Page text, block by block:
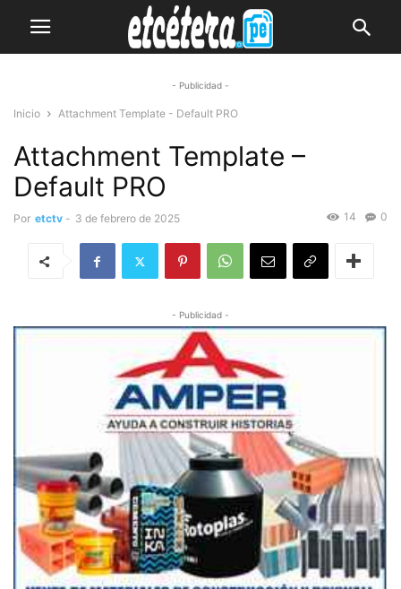
- Publicidad -
Inicio Attachment Template - Default PRO
Attachment Template –
Default PRO
Por etctv - 3 de febrero de 2025 0
14
- Publicidad -